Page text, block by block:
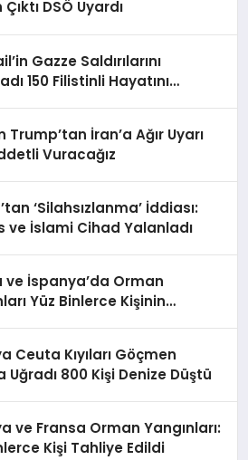
DSÖ Uyardı
Gazze Saldırılarını
150 Filistinli Hayatını
Trump’tan İran’a Ağır Uyarı
Vuracağız
‘Silahsızlanma’ İddiası:
ve İslami Cihad Yalanladı
ve İspanya’da Orman
Yüz Binlerce Kişinin
Ceuta Kıyıları Göçmen
Uğradı 800 Kişi Denize Düştü
ve Fransa Orman Yangınları:
Kişi Tahliye Edildi